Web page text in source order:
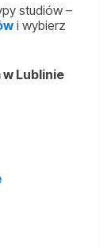
studiów –
i wybierz
Lublinie